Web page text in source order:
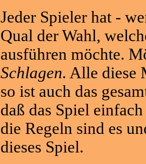
Jeder Spieler hat -
Qual der Wahl,
ausführen möchte.
Schlagen. Alle diese
so ist auch das
daß das Spiel
die Regeln sind es
dieses Spiel.